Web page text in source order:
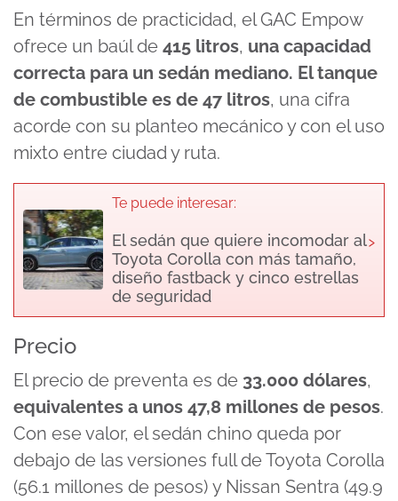
En términos de practicidad, el GAC Empow
ofrece un baúl de 415 litros, una capacidad
correcta para un sedán mediano. El tanque
de combustible es de 47 litros, una cifra
acorde con su planteo mecánico y con el uso
mixto entre ciudad y ruta.
Te puede interesar:
El sedán que quiere incomodar al
Toyota Corolla con más tamaño,
diseño fastback y cinco estrellas
de seguridad
›
Precio
El precio de preventa es de 33.000 dólares,
equivalentes a unos 47,8 millones de pesos.
Con ese valor, el sedán chino queda por
debajo de las versiones full de Toyota Corolla
(56.1 millones de pesos) y Nissan Sentra (49.9